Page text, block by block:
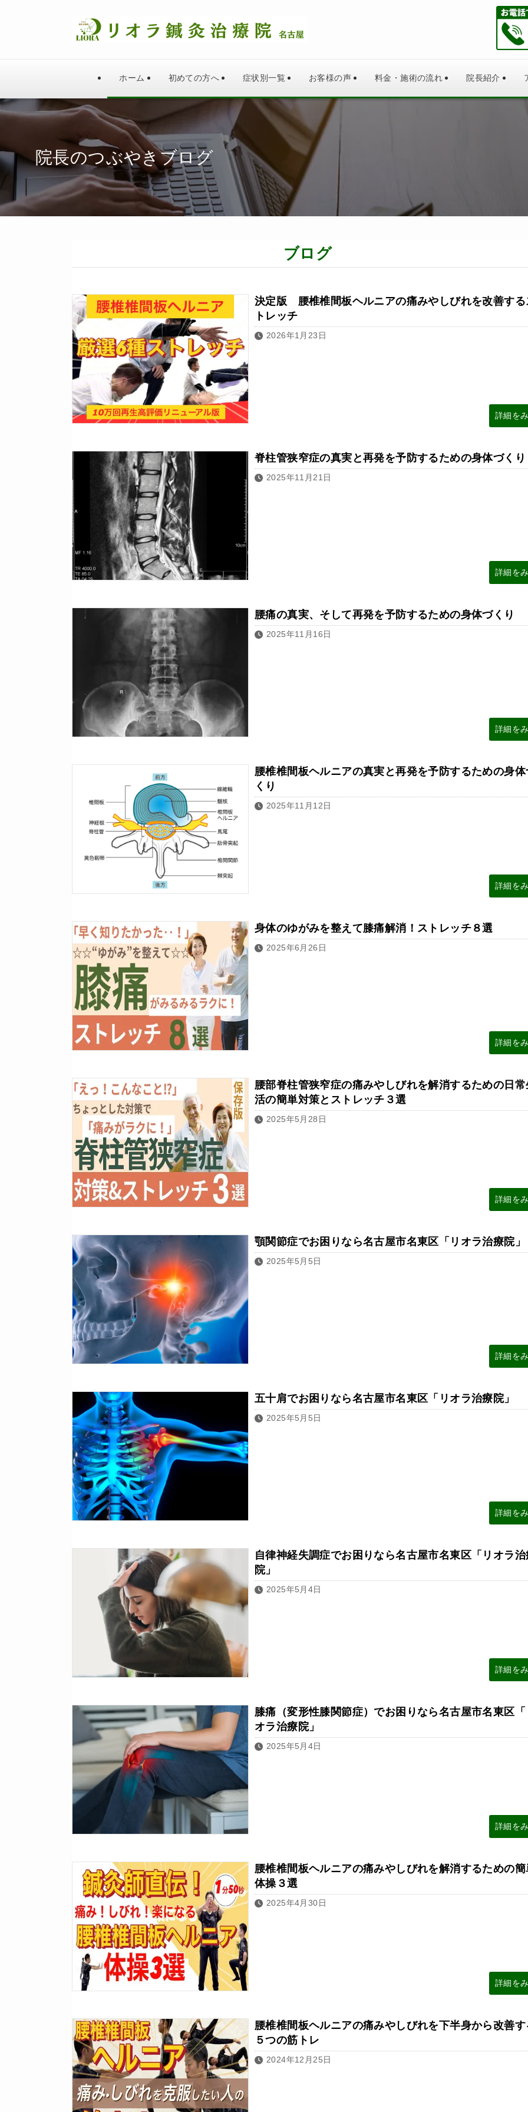
ホーム 初めての方へ 症状別一覧 お客様の声 料金・施術の流れ 院長紹介
院長のつぶやきブログ
ブログ
決定版 腰椎椎間板ヘルニアの痛みやしびれを改善する
トレッチ
2026年1月23日
詳細を
脊柱管狭窄症の真実と再発を予防するための身体づくり
2025年11月21日
詳細を
腰痛の真実、そして再発を予防するための身体づくり
2025年11月16日
詳細を
腰椎椎間板ヘルニアの真実と再発を予防するための身体
くり
2025年11月12日
詳細を
身体のゆがみを整えて膝痛解消！ストレッチ８選
2025年6月26日
詳細を
腰部脊柱管狭窄症の痛みやしびれを解消するための日常
活の簡単対策とストレッチ３選
2025年5月28日
詳細を
顎関節症でお困りなら名古屋市名東区「リオラ治療院」
2025年5月5日
詳細を
五十肩でお困りなら名古屋市名東区「リオラ治療院」
2025年5月5日
詳細を
自律神経失調症でお困りなら名古屋市名東区「リオラ治
院」
2025年5月4日
詳細を
膝痛（変形性膝関節症）でお困りなら名古屋市名東区「
オラ治療院」
2025年5月4日
詳細を
腰椎椎間板ヘルニアの痛みやしびれを解消するための簡
体操３選
2025年4月30日
詳細を
腰椎椎間板ヘルニアの痛みやしびれを下半身から改善す
５つの筋トレ
2024年12月25日